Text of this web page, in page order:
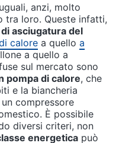
anzi, molto
tra loro. Queste infatti,
asciugatura del
calore a quello a
a quello a
sul mercato sono
pompa di calore, che
e la biancheria
compressore
È possibile
diversi criteri, non
energetica può